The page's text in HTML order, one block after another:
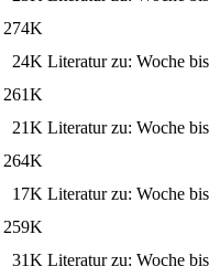
274K
24K Literatur zu: Woche
261K
21K Literatur zu: Woche
264K
17K Literatur zu: Woche
259K
31K Literatur zu: Woche